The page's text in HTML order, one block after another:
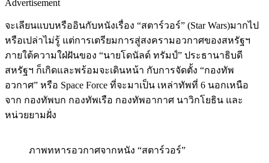
Advertisement
จะเลียนแบบหรืออินกับหนังเรื่อง “สตาร์วอร์” (Star Wars)มากไป
หรือเปล่าไม่รู้ แต่การเตรียมการสู่สงครามอวกาศของสหรัฐฯ
ภายใต้ความใฝ่ฝันของ “นายโดนัลด์ ทรัมป์” ประธานาธิบดี
สหรัฐฯ ก็เกิดและพร้อมจะเดินหน้า กับการจัดตั้ง “กองทัพ
อวกาศ” หรือ Space Force ที่จะมาเป็น เหล่าทัพที่ 6 นอกเหนือ
จาก กองทัพบก กองทัพเรือ กองทัพอากาศ นาวิกโยธิน และ
หน่วยยามฝั่ง
ภาพทหารอวกาศจากหนัง “สตาร์วอร์”